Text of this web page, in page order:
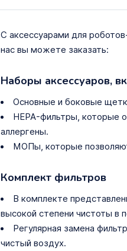
С аксессуарами для
нас вы можете заказать:
Наборы аксессуаров,
Основные и боковые
HEPA-фильтры, которые
аллергены.
МОПы, которые
Комплект фильтров
В комплекте
высокой степени чистоты в
Регулярная замена
чистый воздух.